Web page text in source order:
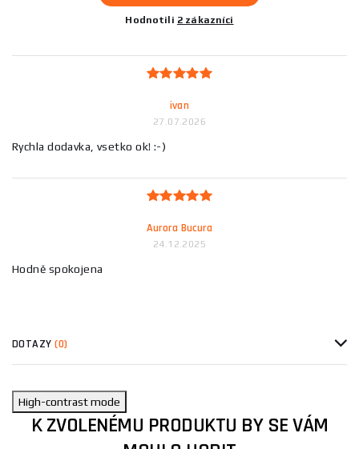
Hodnotili 2 zákazníci
ivan
27.07.2026
Rychla dodavka, vsetko ok! :-)
Aurora Bucura
24.12.2025
Hodně spokojena
DOTAZY(0)
High-contrast mode
K ZVOLENÉMU PRODUKTU BY SE VÁM